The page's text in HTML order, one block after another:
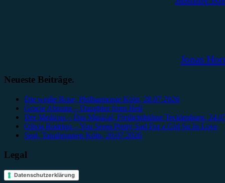
Jonas
Neueste Beiträge.
Die weiße Rose, Philharmonie Köln, 28.07.2026
Gracie Abrams – Daughter from Hell
Der Medicus – Das Musical, Freilichtbühne Tecklenburg,
Olivia Rodrigo – You Seem Pretty Sad For a Girl So In Love
Seal, Tanzbrunnen Köln, 20.07.2026
Legal
Datenschutzerklärung